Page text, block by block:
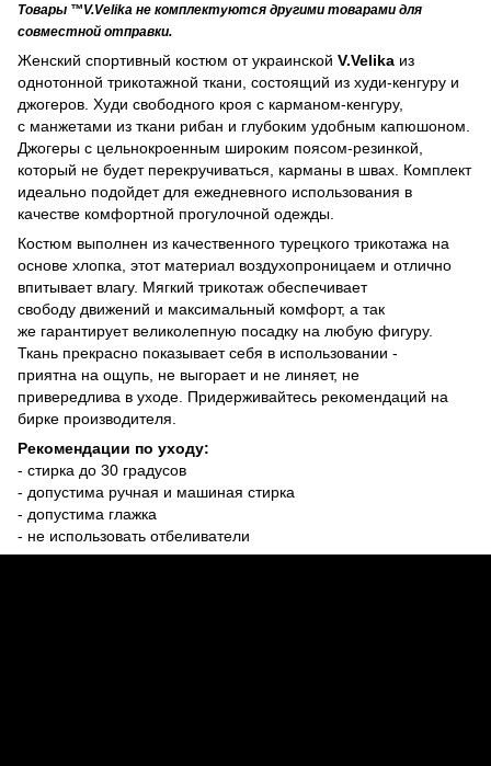
Товары ™V.Velika не комплектуются другими товарами для
совместной отправки.
Женский спортивный костюм от украинской V.Velika из
однотонной трикотажной ткани, состоящий из худи-кенгуру и
джогеров. Худи свободного кроя с карманом-кенгуру,
с манжетами из ткани рибан и глубоким удобным капюшоном.
Джогеры с цельнокроенным широким поясом-резинкой,
который не будет перекручиваться, карманы в швах. Комплект
идеально подойдет для ежедневного использования в
качестве комфортной прогулочной одежды.
Костюм выполнен из качественного турецкого трикотажа на
основе хлопка, этот материал воздухопроницаем и отлично
впитывает влагу. Мягкий трикотаж обеспечивает
свободу движений и максимальный комфорт, а так
же гарантирует великолепную посадку на любую фигуру.
Ткань прекрасно показывает себя в использовании -
приятна на ощупь, не выгорает и не линяет, не
привередлива в уходе. Придерживайтесь рекомендаций на
бирке производителя.
Рекомендации по уходу:
- стирка до 30 градусов
- допустима ручная и машиная стирка
- допустима глажка
- не использовать отбеливатели